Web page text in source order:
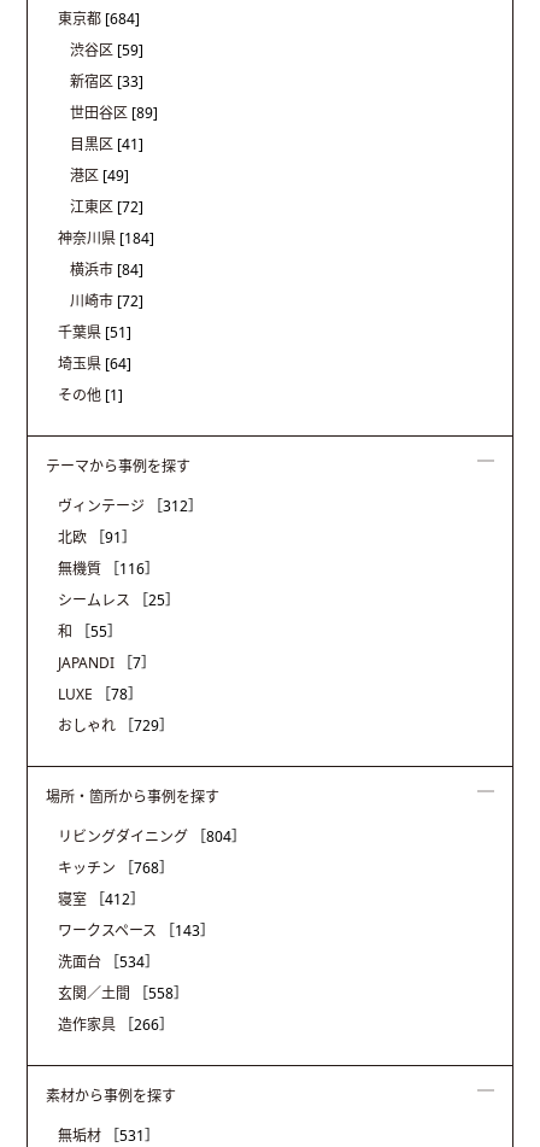
東京都 [684]
渋谷区 [59]
新宿区 [33]
世田谷区 [89]
目黒区 [41]
港区 [49]
江東区 [72]
神奈川県 [184]
横浜市 [84]
川崎市 [72]
千葉県 [51]
埼玉県 [64]
その他 [1]
テーマから事例を探す
ヴィンテージ
［312］
北欧
［91］
無機質
［116］
シームレス
［25］
和
［55］
JAPANDI
［7］
LUXE
［78］
おしゃれ
［729］
場所・箇所から事例を探す
リビングダイニング
［804］
キッチン
［768］
寝室
［412］
ワークスペース
［143］
洗面台
［534］
玄関／土間
［558］
造作家具
［266］
素材から事例を探す
無垢材
［531］